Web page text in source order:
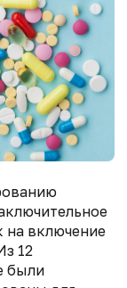
на включение
12
были